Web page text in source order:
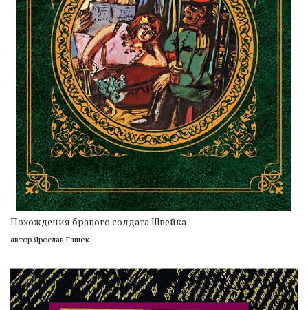
Похождения бравого солдата Швейка
автор Ярослав Гашек